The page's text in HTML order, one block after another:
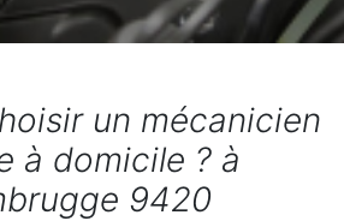
un mécanicien
à domicile ? à
9420